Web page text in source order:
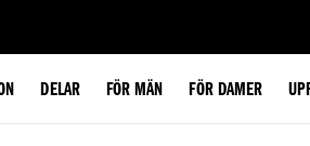
DELAR FÖR MÄN FÖR DAMER